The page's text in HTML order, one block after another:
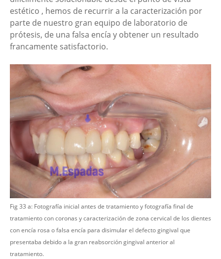
estético , hemos de recurrir a la caracterización por
parte de nuestro gran equipo de laboratorio de
prótesis, de una falsa encía y obtener un resultado
francamente satisfactorio.
Fig 33 a: Fotografía inicial antes de tratamiento y fotografía final de
tratamiento con coronas y caracterización de zona cervical de los dientes
con encía rosa o falsa encía para disimular el defecto gingival que
presentaba debido a la gran reabsorción gingival anterior al
tratamiento.